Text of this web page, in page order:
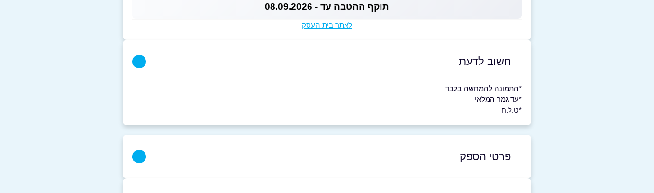
תוקף ההטבה עד - 08.09.2026
לאתר בית העסק
חשוב לדעת
*התמונה להמחשה בלבד
*עד גמר המלאי
*ט.ל.ח
פרטי הספק